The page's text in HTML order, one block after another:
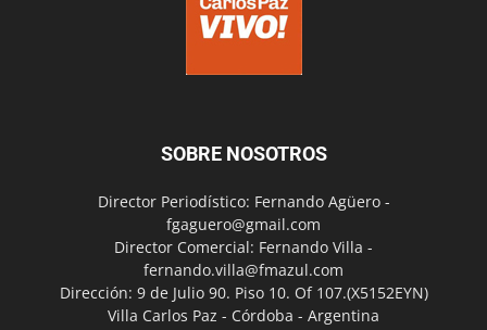
SOBRE NOSOTROS
Director Periodístico: Fernando Agüero -
fgaguero@gmail.com
Director Comercial: Fernando Villa -
fernando.villa@fmazul.com
Dirección: 9 de Julio 90. Piso 10. Of 107.(X5152EYN)
Villa Carlos Paz - Córdoba - Argentina